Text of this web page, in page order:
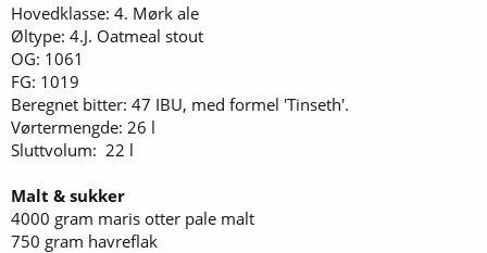
Hovedklasse: 4. Mørk ale
Øltype: 4.J. Oatmeal stout
OG: 1061
FG: 1019
Beregnet bitter: 47 IBU, med formel 'Tinseth'.
Vørtermengde: 26 l
Sluttvolum: 22 l
Malt & sukker
4000 gram maris otter pale malt
750 gram havreflak